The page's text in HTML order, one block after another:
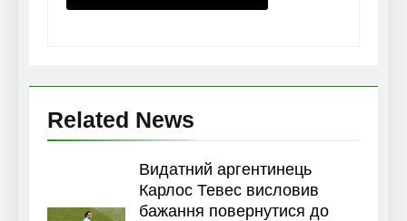
Related News
Видатний аргентинець
Карлос Тевес висловив
бажання повернутися до